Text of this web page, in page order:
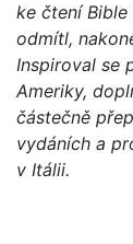
ke čtení
odmítl,
Inspiroval se
Ameriky,
částečně
vydáních a
v Itálii.